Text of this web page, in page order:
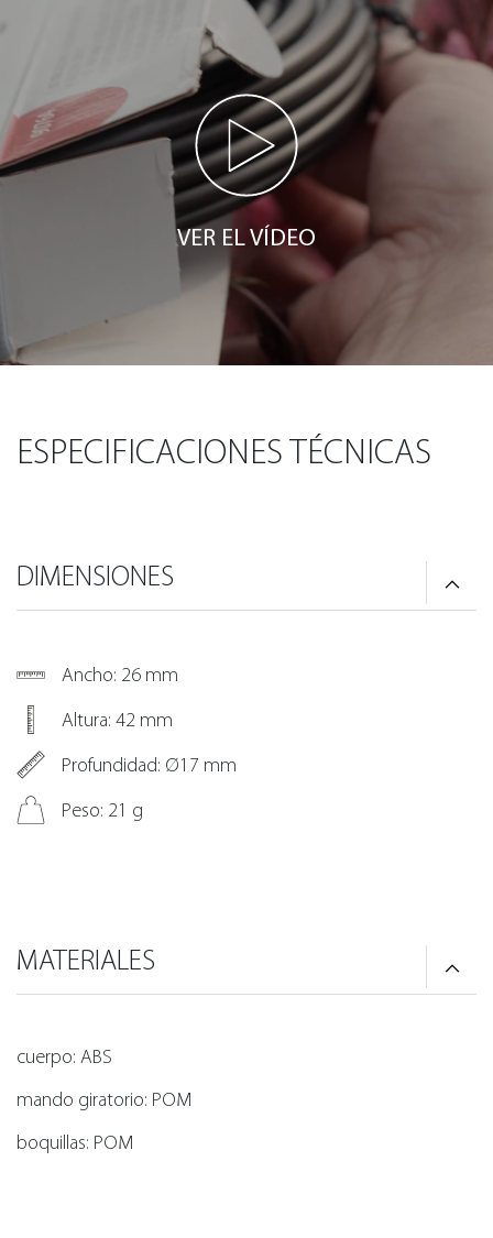
VER EL VÍDEO
ESPECIFICACIONES TÉCNICAS
DIMENSIONES
Ancho: 26 mm
Altura: 42 mm
Profundidad: Ø17 mm
Peso: 21 g
MATERIALES
cuerpo: ABS
mando giratorio: POM
boquillas: POM